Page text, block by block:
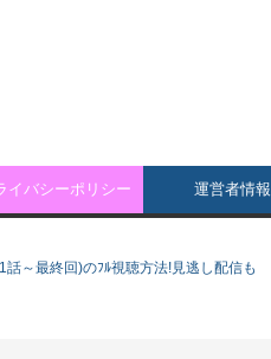
イバシーポリシー 運営者情報
～最終回)のﾌﾙ視聴方法!見逃し配信も